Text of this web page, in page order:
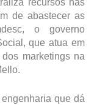
recursos nas
de abastecer as
o governo
que atua em
marketings na
que dá